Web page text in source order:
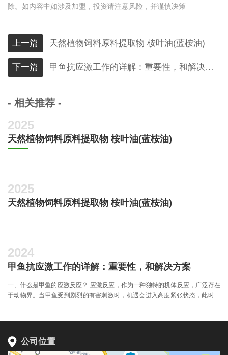
除。如内容中如涉及加盟，投资请注意风险，并谨慎决策
上一篇 天然植物饲料原料提取物 桉叶油(蓝桉油)
下一篇 甲鱼抗应激工作的详解：重要性，和解决方案
- 相关推荐 -
2025
天然植物饲料原料提取物 桉叶油(蓝桉油)
2025
天然植物饲料原料提取物 桉叶油(蓝桉油)
2024
甲鱼抗应激工作的详解：重要性，和解决方案
一、什么是甲鱼的应激反应？ 应激反应，作为一种独特的机体反应，广泛存在
于动物界。当甲鱼受到剧烈的有害刺激时，机遇会进入高度紧张状态，此时会
公司位置